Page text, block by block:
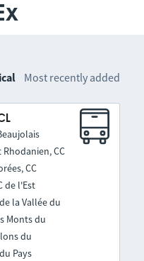
Most recently added
Rhodanien, CC
CC
de l'Est
la Vallée du
Monts du
du
Pays